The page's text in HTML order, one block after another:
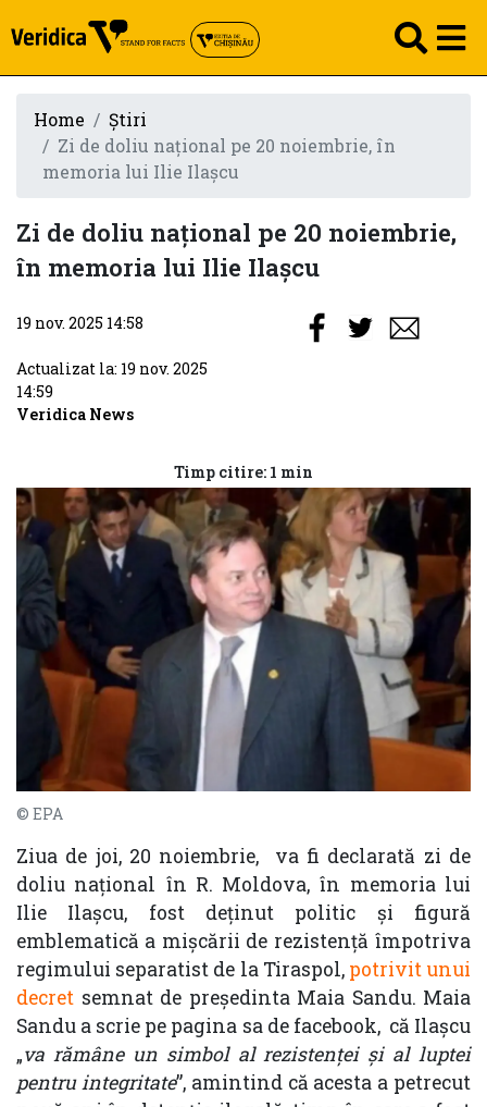
Home
Știri
Zi de doliu național pe 20 noiembrie, în
memoria lui Ilie Ilașcu
Zi de doliu național pe 20 noiembrie,
în memoria lui Ilie Ilașcu
© EPA
Ziua de joi, 20 noiembrie, va fi declarată zi de
doliu național în R. Moldova, în memoria lui
Ilie Ilașcu, fost deținut politic și figură
emblematică a mișcării de rezistență împotriva
regimului separatist de la Tiraspol, potrivit unui
decret semnat de președinta Maia Sandu. Maia
Sandu a scrie pe pagina sa de facebook, că Ilașcu
„va rămâne un simbol al rezistenței și al luptei
pentru integritate”, amintind că acesta a petrecut
19 nov. 2025 14:58
Actualizat la: 19 nov. 2025
14:59
Veridica News
Timp citire: 1 min